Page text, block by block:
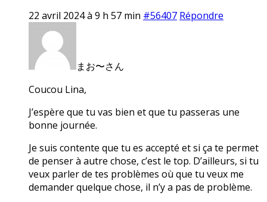
22 avril 2024 à 9 h 57 min #56407 Répondre
まお〜さん
Coucou Lina,
J’espère que tu vas bien et que tu passeras une
bonne journée.
Je suis contente que tu es accepté et si ça te permet
de penser à autre chose, c’est le top. D’ailleurs, si tu
veux parler de tes problèmes où que tu veux me
demander quelque chose, il n’y a pas de problème.